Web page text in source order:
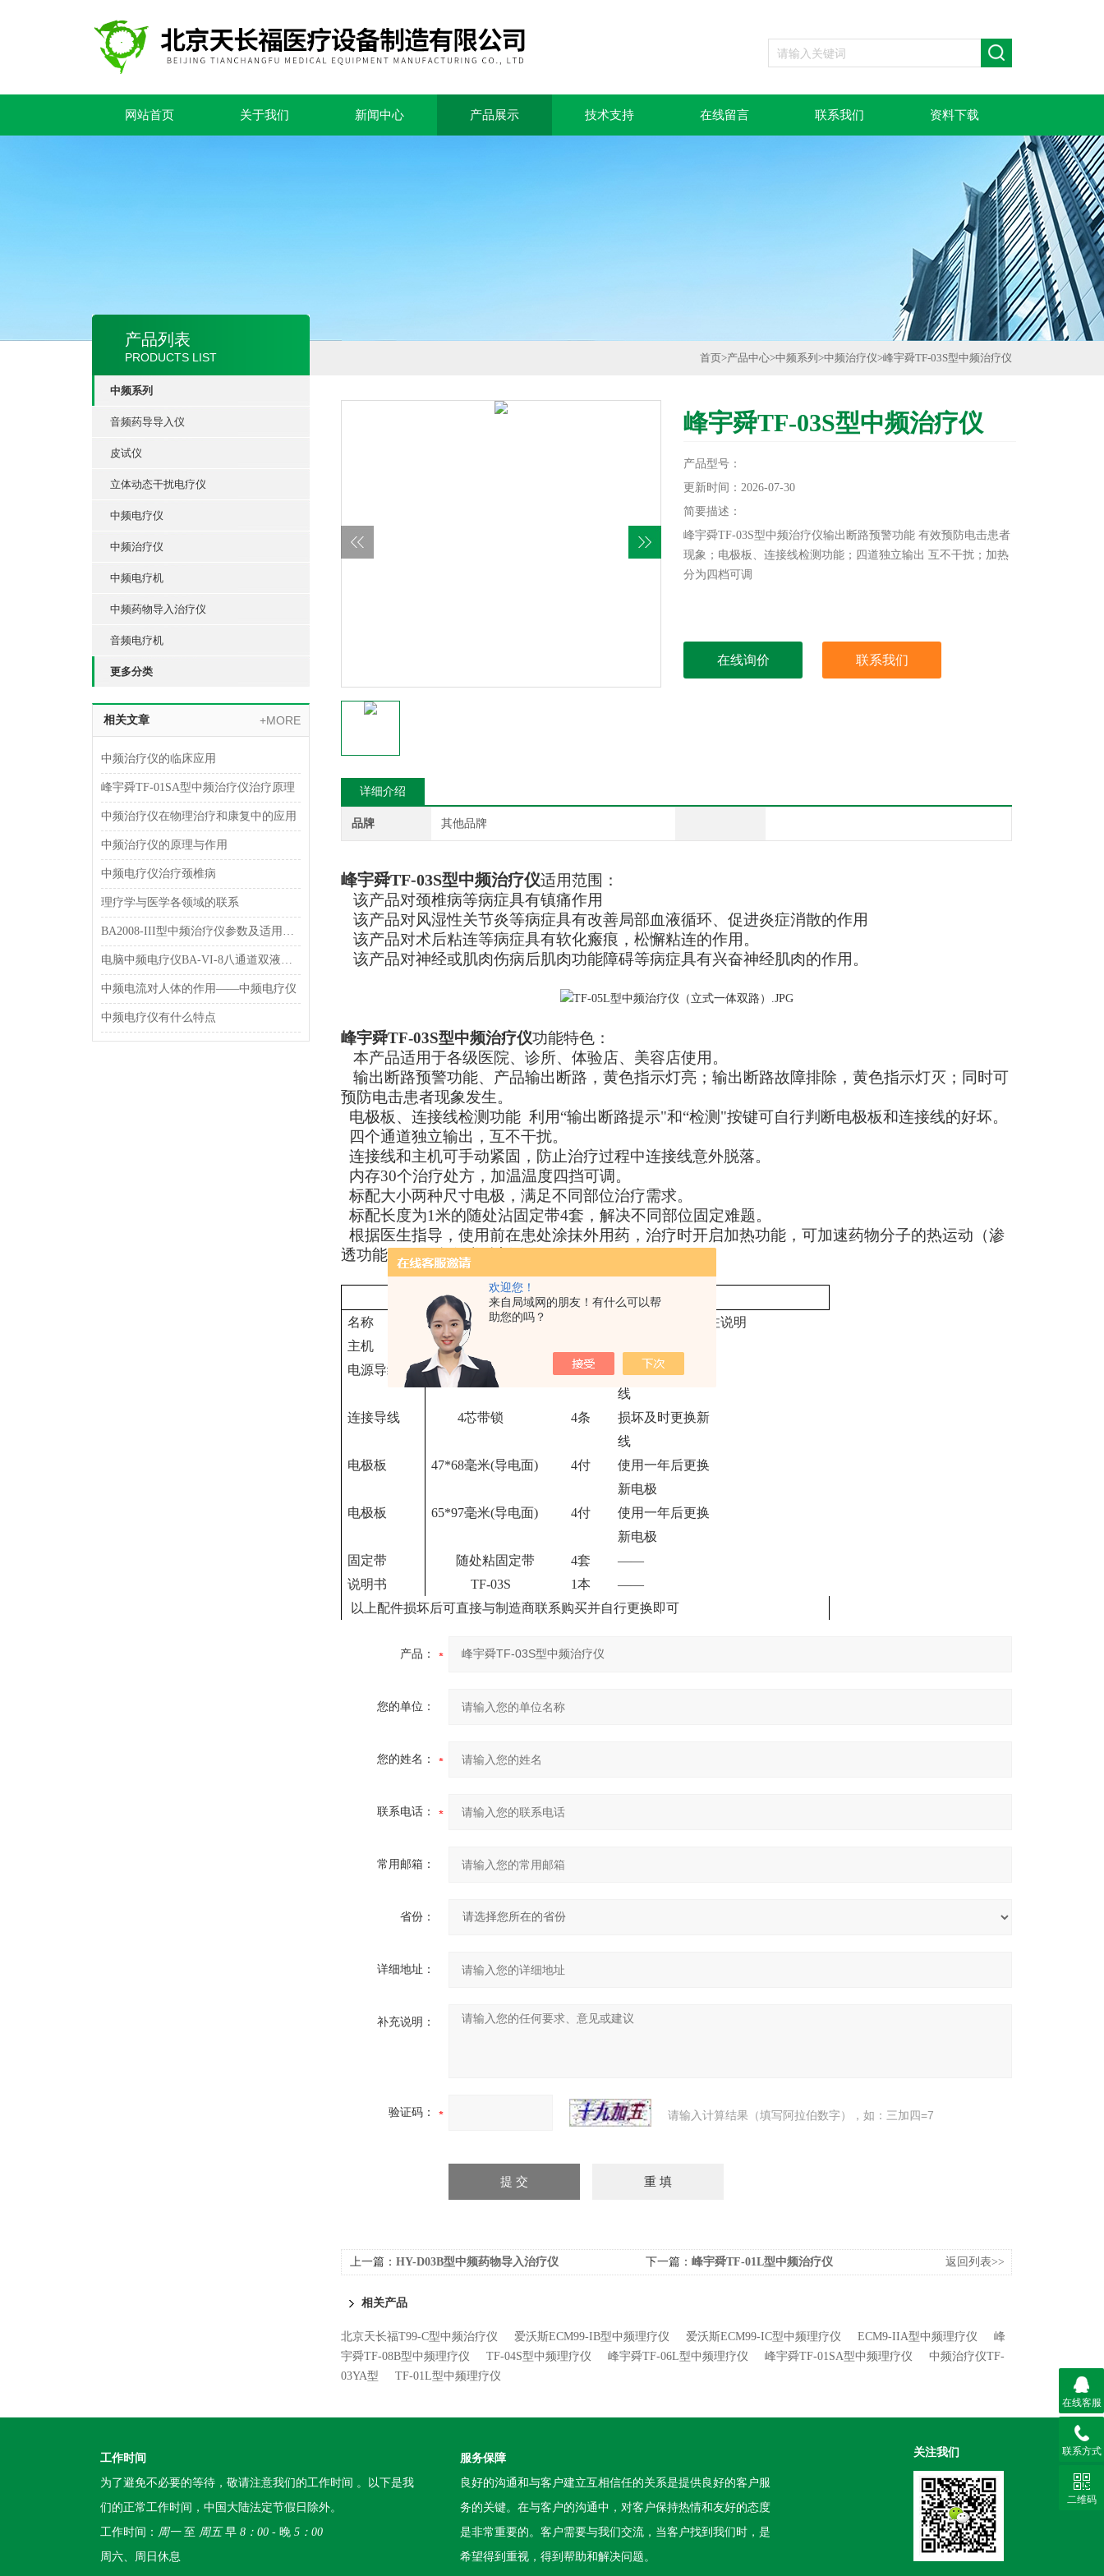
欢迎您！
来自局域网的朋友！有什么可以帮
助您的吗？
网站首页 关于我们 新闻中心 产品展示 技术支持 在线留言 联系我们 资料下载
产品列表
PRODUCTS LIST
中频系列
音频药导导入仪
皮试仪
立体动态干扰电疗仪
中频电疗仪
中频治疗仪
中频电疗机
中频药物导入治疗仪
音频电疗机
更多分类
相关文章 +MORE
中频治疗仪的临床应用
峰宇舜TF-01SA型中频治疗仪治疗原理
中频治疗仪在物理治疗和康复中的应用
中频治疗仪的原理与作用
中频电疗仪治疗颈椎病
理疗学与医学各领域的联系
BA2008-III型中频治疗仪参数及适用范围和特点介绍
电脑中频电疗仪BA-VI-8八通道双液晶显示型 理疗机简介
中频电流对人体的作用——中频电疗仪
中频电疗仪有什么特点
首页>产品中心>中频系列 >中频治疗仪>峰宇舜TF-03S型中频治疗仪
峰宇舜TF-03S型中频治疗仪
产品型号：
更新时间：2026-07-30
简要描述：
峰宇舜TF-03S型中频治疗仪输出断路预警功能 有效预防电击患者
现象；电极板、连接线检测功能；四道独立输出 互不干扰；加热
分为四档可调
在线询价 联系我们
详细介绍
品牌 其他品牌
峰宇舜TF-03S型中频治疗仪适用范围：
该产品对颈椎病等病症具有镇痛作用
该产品对风湿性关节炎等病症具有改善局部血液循环、促进炎症消散的作用
该产品对术后粘连等病症具有软化瘢痕，松懈粘连的作用。
该产品对神经或肌肉伤病后肌肉功能障碍等病症具有兴奋神经肌肉的作用。
峰宇舜TF-03S型中频治疗仪功能特色：
本产品适用于各级医院、诊所、体验店、美容店使用。
输出断路预警功能、产品输出断路，黄色指示灯亮；输出断路故障排除，黄色指示灯灭；同时可
预防电击患者现象发生。
电极板、连接线检测功能 利用“输出断路提示"和“检测"按键可自行判断电极板和连接线的好坏。
四个通道独立输出，互不干扰。
连接线和主机可手动紧固，防止治疗过程中连接线意外脱落。
内存30个治疗处方，加温温度四挡可调。
标配大小两种尺寸电极，满足不同部位治疗需求。
标配长度为1米的随处沾固定带4套，解决不同部位固定难题。
根据医生指导，使用前在患处涂抹外用药，治疗时开启加热功能，可加速药物分子的热运动（渗
透功能，可配合各类粘剂使用）
TF-03S型中频治疗仪配置清单
名称
规格
备注说明
主机
电源导线
2芯 1条
损坏及时更换新
线
连接导线
4芯带锁 4条
损坏及时更换新
线
电极板
47*68毫米(导电面) 4付
使用一年后更换
新电极
电极板
65*97毫米(导电面) 4付
使用一年后更换
新电极
固定带
随处粘固定带 4套
——
说明书
TF-03S 1本
——
以上配件损坏后可直接与制造商联系购买并自行更换即可
产品：
您的单位：
您的姓名：
联系电话：
常用邮箱：
省份：
详细地址：
补充说明：
验证码： 请输入计算结果（填写阿拉伯数字），如：三加四=7
上一篇： HY-D03B型中频药物导入治疗仪 下一篇： 峰宇舜TF-01L型中频治疗仪 返回列表>>
相关产品
北京天长福T99-C型中频治疗仪 爱沃斯ECM99-IB型中频理疗仪 爱沃斯ECM99-IC型中频理疗仪 ECM9-IIA型中频理疗仪
峰
宇舜TF-08B型中频理疗仪
TF-04S型中频理疗仪 峰宇舜TF-06L型中频理疗仪 峰宇舜TF-01SA型中频理疗仪
中频治疗仪TF-
03YA型
TF-01L型中频理疗仪
工作时间
为了避免不必要的等待，敬请注意我们的工作时间 。以下是我
们的正常工作时间，中国大陆法定节假日除外。
工作时间： 周一至 周五早 8：00 - 晚 5：00
周六、周日休息
服务保障
良好的沟通和与客户建立互相信任的关系是提供良好的客户服
务的关键。在与客户的沟通中，对客户保持热情和友好的态度
是非常重要的。客户需要与我们交流，当客户找到我们时，是
希望得到重视，得到帮助和解决问题。
关注我们
在线客服
联系方式
二维码